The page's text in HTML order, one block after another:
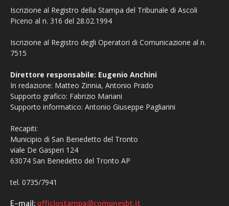
Iscrizione al Registro della Stampa del Tribunale di Ascoli
Piceno al n. 316 del 28.02.1994
Iscrizione al Registro degli Operatori di Comunicazione al n.
7515
Direttore responsabile: Eugenio Anchini
In redazione: Matteo Zinnia, Antonio Prado
Supporto grafico: Fabrizio Mariani
Supporto informatico: Antonio Giuseppe Pagliarini
Recapiti:
Municipio di San Benedetto del Tronto
viale De Gasperi 124
63074 San Benedetto del Tronto AP
tel. 0735/7941
E-mail: ufficiostampa@comunesbt.it